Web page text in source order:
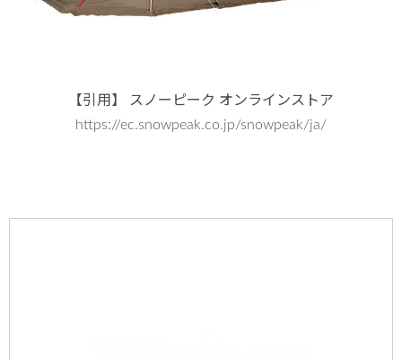
【引用】 スノーピーク オンラインストア
https://ec.snowpeak.co.jp/snowpeak/ja/